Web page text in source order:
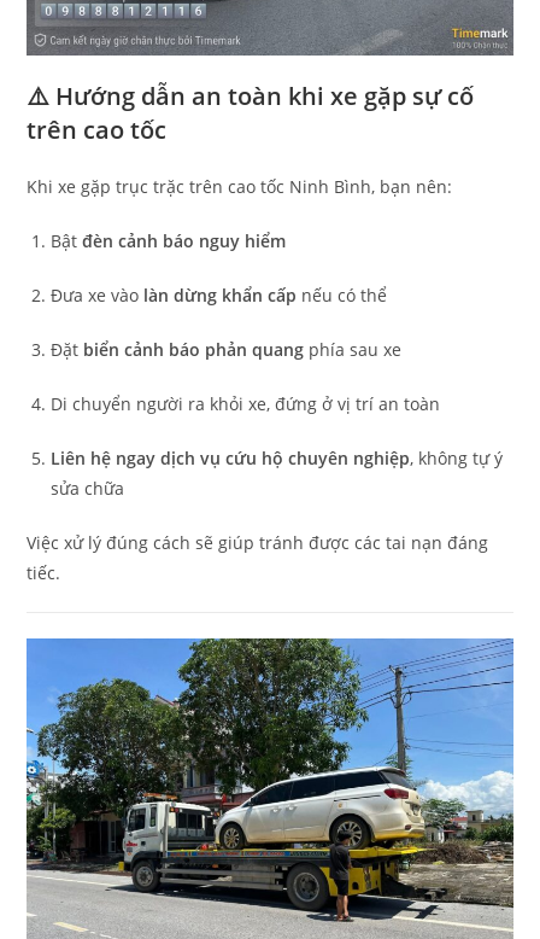
⚠️ Hướng dẫn an toàn khi xe gặp sự cố
trên cao tốc
Khi xe gặp trục trặc trên cao tốc Ninh Bình, bạn nên:
Bậtđèn cảnh báo nguy hiểm
Đưa xe vào làn dừng khẩn cấp nếu có thể
Đặt biển cảnh báo phản quang phía sau xe
Di chuyển người ra khỏi xe, đứng ở vị trí an toàn
Liên hệ ngay dịch vụ cứu hộ chuyên nghiệp, không tự ý
sửa chữa
Việc xử lý đúng cách sẽ giúp tránh được các tai nạn đáng
tiếc.